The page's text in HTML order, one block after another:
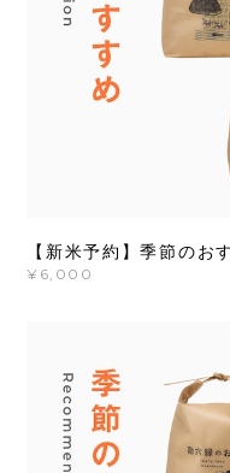
【新米予約】季節のお
¥6,000